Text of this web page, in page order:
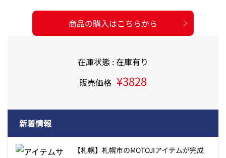
新着情報
【札幌】札幌市のMOTOJIアイテムが完成
商品の購入はこちらから
在庫状態 : 在庫有り
販売価格 ¥3828